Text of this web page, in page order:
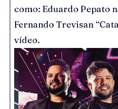
como: Eduardo Pepato
Fernando Trevisan
vídeo.